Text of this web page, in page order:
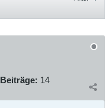
Beiträge: 14